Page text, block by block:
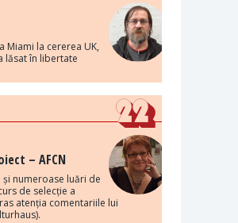
Miami la cererea UK,
lăsat în libertate
– AFCN
și numeroase luări de
de selecție a
atenția comentariile lui